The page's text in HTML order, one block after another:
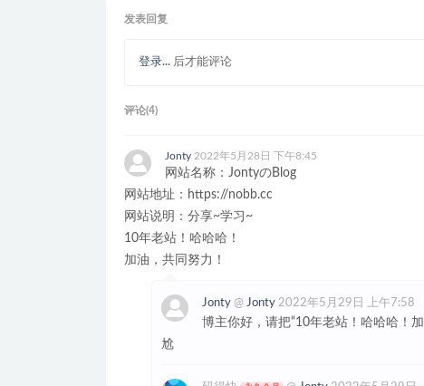
发表回复
登录... 后才能评论
评论(4)
Jonty 2022年5月28日 下午8:45
网站名称：JontyのBlog
网站地址：https://nobb.cc
网站说明：分享~学习~
10年老站！哈哈哈！
加油，共同努力！
Jonty @ Jonty 2022年5月29日 上午7:58
博主你好，请把“10年老站！哈哈哈！
尬